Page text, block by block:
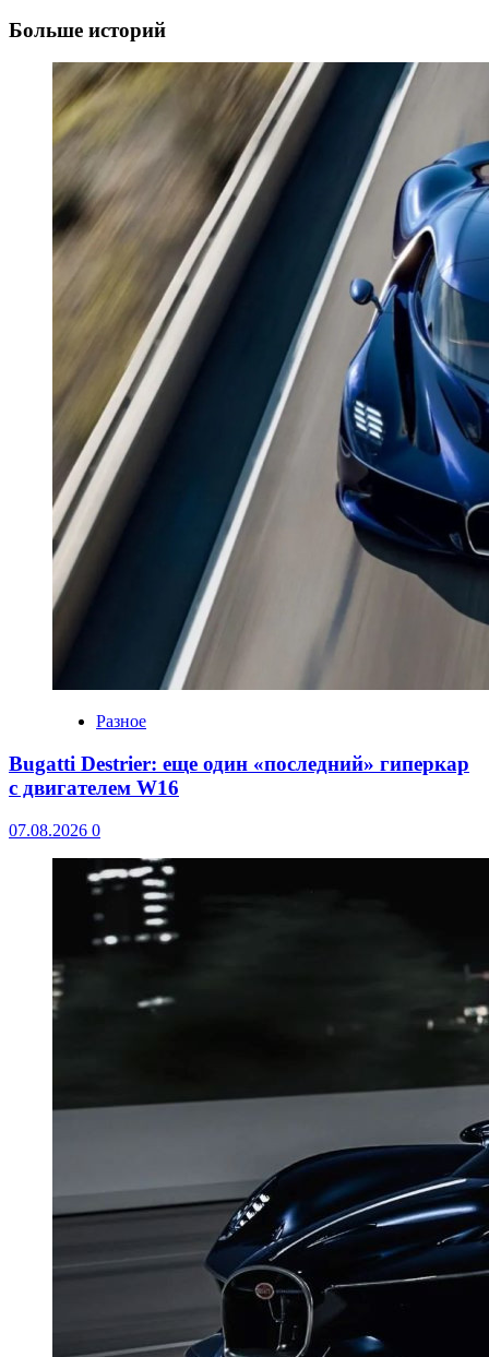
Больше историй
Разное
Bugatti Destrier: еще один «последний» гиперкар
с двигателем W16
07.08.2026 0